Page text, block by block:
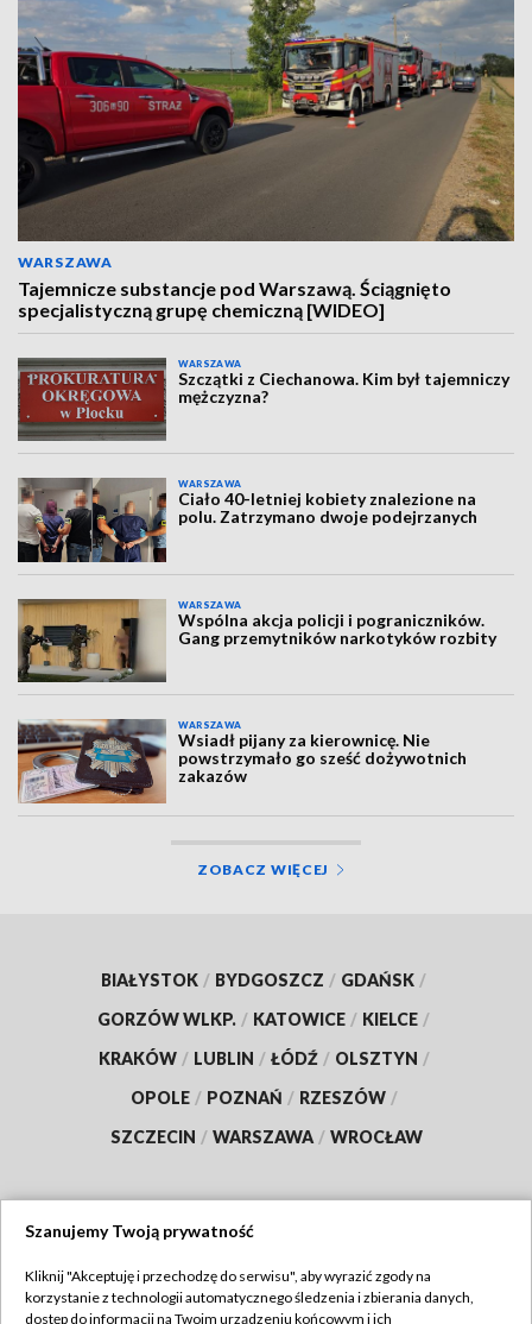
WARSZAWA
Tajemnicze substancje pod Warszawą. Ściągnięto
specjalistyczną grupę chemiczną [WIDEO]
WARSZAWA
Szczątki z Ciechanowa. Kim był tajemniczy
mężczyzna?
WARSZAWA
Ciało 40-letniej kobiety znalezione na
polu. Zatrzymano dwoje podejrzanych
WARSZAWA
Wspólna akcja policji i pograniczników.
Gang przemytników narkotyków rozbity
WARSZAWA
Wsiadł pijany za kierownicę. Nie
powstrzymało go sześć dożywotnich
zakazów
ZOBACZ WIĘCEJ
BIAŁYSTOK / BYDGOSZCZ / GDAŃSK /
GORZÓW WLKP. / KATOWICE / KIELCE /
KRAKÓW / LUBLIN / ŁÓDŹ / OLSZTYN /
OPOLE / POZNAŃ / RZESZÓW /
SZCZECIN / WARSZAWA / WROCŁAW
TVP
Szanujemy Twoją prywatność
Kliknij "Akceptuję i przechodzę do serwisu", aby wyrazić zgody na
korzystanie z technologii automatycznego śledzenia i zbierania danych,
dostęp do informacji na Twoim urządzeniu końcowym i ich